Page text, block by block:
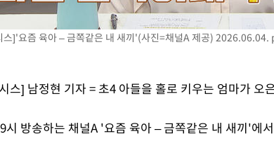
스]'요즘 육아 – 금쪽같은 내 새끼'(사진=채널A 제공) 2026.06.04.
스] 남정현 기자 = 초4 아들을 홀로 키우는 엄마가 오
시 방송하는 채널A '요즘 육아 – 금쪽같은 내 새끼'에